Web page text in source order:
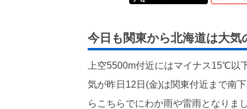
今日も関東から北海道は大気
上空5500m付近にはマイナス15℃以
気が昨日12日(金)は関東付近まで南
らこちらでにわか雨や雷雨となりまし